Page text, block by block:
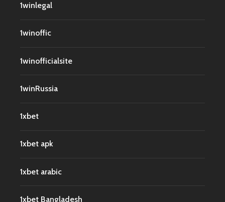
1winlegal
1winoffic
1winofficialsite
1winRussia
1xbet
1xbet apk
1xbet arabic
1xbet Bangladesh